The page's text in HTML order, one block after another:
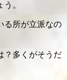
。
る所が立派なの
？多くがそうだ